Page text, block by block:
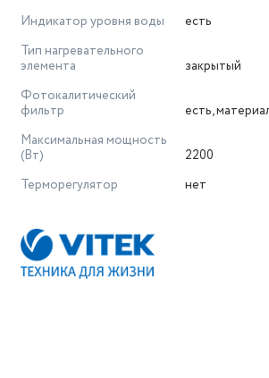
Индикатор уровня воды
есть
Тип нагревательного
элемента
закрытый
Фотокалитический
фильтр
есть,
Максимальная мощность
(Вт)
2200
Терморегулятор
нет